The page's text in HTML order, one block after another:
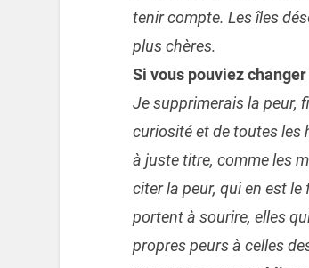
tenir compte. Les îles
plus chères.
Si vous pouviez
Je supprimerais la peur,
curiosité et de toutes les
à juste titre, comme les
citer la peur, qui en est
portent à sourire, elles
propres peurs à celles